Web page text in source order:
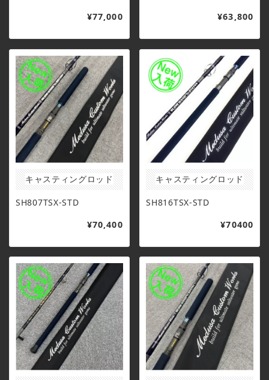
¥77,000
¥63,800
キャスティングロッド
SH807TSX-STD
¥70,400
キャスティングロッド
SH816TSX-STD
¥70400